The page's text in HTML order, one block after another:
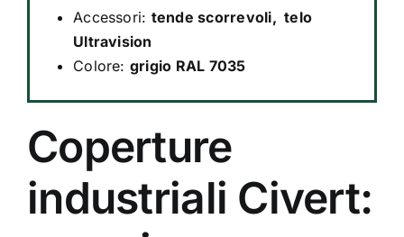
Accessori: tende scorrevoli, telo
Ultravision
Colore: grigio RAL 7035
Coperture
industriali Civert: